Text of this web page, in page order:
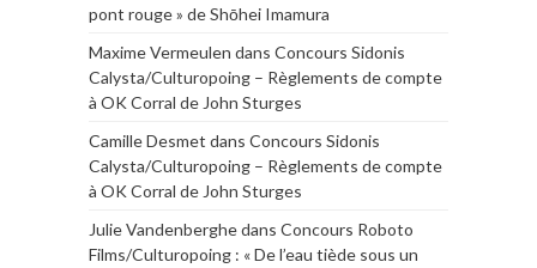
pont rouge » de Shōhei Imamura
Maxime Vermeulen dans Concours Sidonis
Calysta/Culturopoing – Règlements de compte
à OK Corral de John Sturges
Camille Desmet dans Concours Sidonis
Calysta/Culturopoing – Règlements de compte
à OK Corral de John Sturges
Julie Vandenberghedans Concours Roboto
Films/Culturopoing : « De l’eau tiède sous un